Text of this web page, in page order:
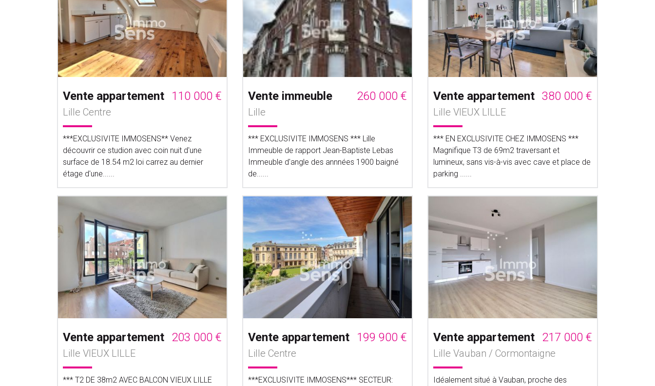
Vente appartement 110 000 €
Lille Centre
***EXCLUSIVITE IMMOSENS** Venez
découvrir ce studion avec coin nuit d'une
surface de 18.54 m2 loi carrez au dernier
étage d'une......
Vente immeuble 260 000 €
Lille
*** EXCLUSIVITE IMMOSENS *** Lille
Immeuble de rapport Jean-Baptiste Lebas
Immeuble d'angle des annnées 1900 baigné
de......
Vente appartement 380 000 €
Lille VIEUX LILLE
*** EN EXCLUSIVITE CHEZ IMMOSENS ***
Magnifique T3 de 69m2 traversant et
lumineux, sans vis-à-vis avec cave et place de
parking ......
Vente appartement 203 000 €
Lille VIEUX LILLE
*** T2 DE 38m2 AVEC BALCON VIEUX LILLE
Vente appartement 199 900 €
Lille Centre
***EXCLUSIVITE IMMOSENS*** SECTEUR:
Vente appartement 217 000 €
Lille Vauban / Cormontaigne
Idéalement situé à Vauban, proche des